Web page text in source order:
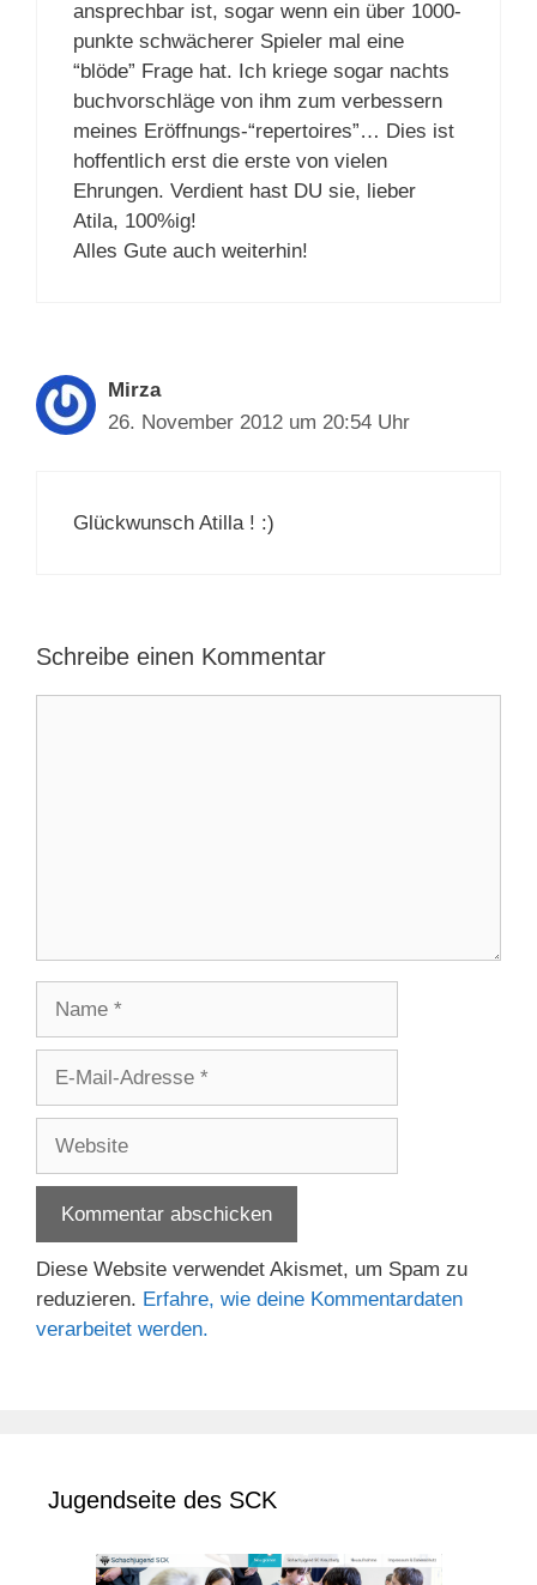
ansprechbar ist, sogar wenn ein über 1000-
punkte schwächerer Spieler mal eine
“blöde” Frage hat. Ich kriege sogar nachts
buchvorschläge von ihm zum verbessern
meines Eröffnungs-“repertoires”… Dies ist
hoffentlich erst die erste von vielen
Ehrungen. Verdient hast DU sie, lieber
Atila, 100%ig!
Alles Gute auch weiterhin!
Mirza
26. November 2012 um 20:54 Uhr
Glückwunsch Atilla ! :)
Schreibe einen Kommentar
Adresse
Diese Website verwendet Akismet, um Spam zu
reduzieren. Erfahre, wie deine Kommentardaten
verarbeitet werden.
Jugendseite des SCK